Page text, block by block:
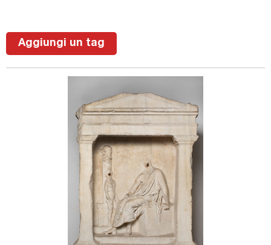
Collezioni
Aggiungi un tag